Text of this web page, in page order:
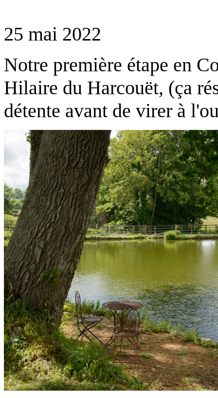
25 mai 2022
Notre première étape en
Hilaire du Harcouët, (ça
détente avant de virer à